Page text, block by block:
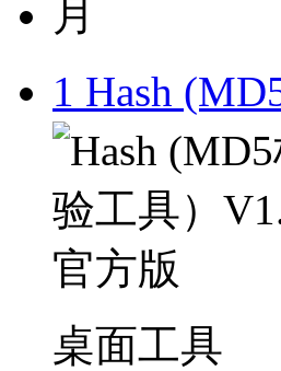
月
1 Hash
桌面工具